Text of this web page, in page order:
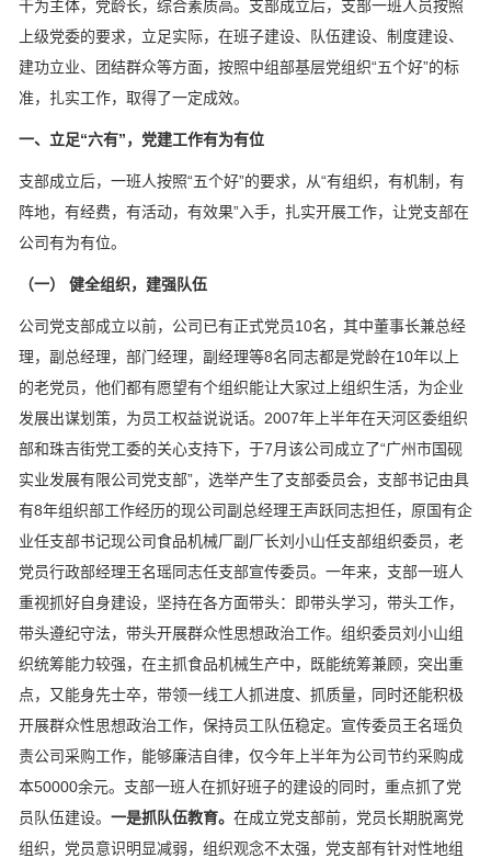
干为主体，党龄长，综合素质高。支部成立后，支部一班人员按照
上级党委的要求，立足实际，在班子建设、队伍建设、制度建设、
建功立业、团结群众等方面，按照中组部基层党组织“五个好”的标
准，扎实工作，取得了一定成效。
一、立足“六有”，党建工作有为有位
支部成立后，一班人按照“五个好”的要求，从“有组织，有机制，有
阵地，有经费，有活动，有效果”入手，扎实开展工作，让党支部在
公司有为有位。
（一） 健全组织，建强队伍
公司党支部成立以前，公司已有正式党员10名，其中董事长兼总经
理，副总经理，部门经理，副经理等8名同志都是党龄在10年以上
的老党员，他们都有愿望有个组织能让大家过上组织生活，为企业
发展出谋划策，为员工权益说说话。2007年上半年在天河区委组织
部和珠吉街党工委的关心支持下，于7月该公司成立了“广州市国砚
实业发展有限公司党支部”，选举产生了支部委员会，支部书记由具
有8年组织部工作经历的现公司副总经理王声跃同志担任，原国有企
业任支部书记现公司食品机械厂副厂长刘小山任支部组织委员，老
党员行政部经理王名瑶同志任支部宣传委员。一年来，支部一班人
重视抓好自身建设，坚持在各方面带头：即带头学习，带头工作，
带头遵纪守法，带头开展群众性思想政治工作。组织委员刘小山组
织统筹能力较强，在主抓食品机械生产中，既能统筹兼顾，突出重
点，又能身先士卒，带领一线工人抓进度、抓质量，同时还能积极
开展群众性思想政治工作，保持员工队伍稳定。宣传委员王名瑶负
责公司采购工作，能够廉洁自律，仅今年上半年为公司节约采购成
本50000余元。支部一班人在抓好班子的建设的同时，重点抓了党
员队伍建设。 一是抓队伍教育。 在成立党支部前，党员长期脱离党
组织，党员意识明显减弱，组织观念不太强，党支部有针对性地组